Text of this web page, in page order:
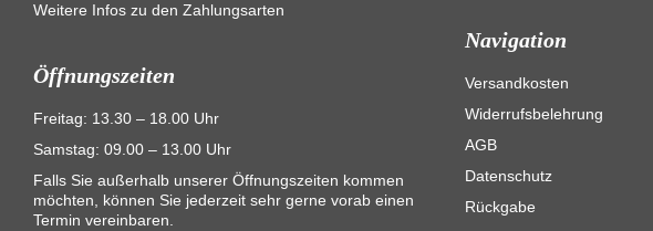
Weitere Infos zu den Zahlungsarten
Öffnungszeiten
Freitag: 13.30 – 18.00 Uhr
Samstag: 09.00 – 13.00 Uhr
Falls Sie außerhalb unserer Öffnungszeiten kommen
möchten, können Sie jederzeit sehr gerne vorab einen
Termin vereinbaren.
Navigation
Versandkosten
Widerrufsbelehrung
AGB
Datenschutz
Rückgabe